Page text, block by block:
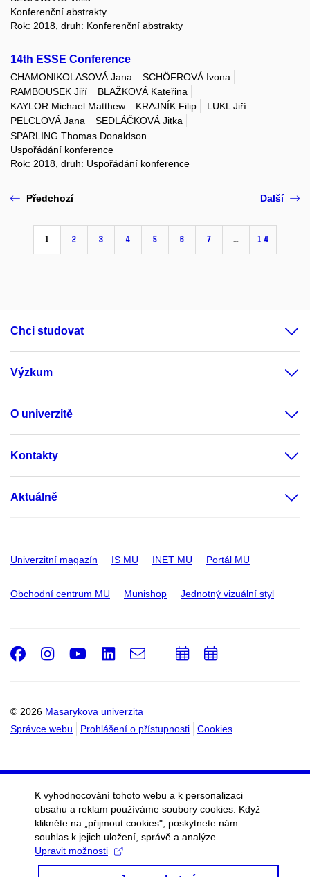
Konferenční abstrakty
Rok: 2018, druh: Konferenční abstrakty
14th ESSE Conference
CHAMONIKOLASOVÁ Jana
SCHÖFROVÁ Ivona
RAMBOUSEK Jiří
BLAŽKOVÁ Kateřina
KAYLOR Michael Matthew
KRAJNÍK Filip
LUKL Jiří
PELCLOVÁ Jana
SEDLÁČKOVÁ Jitka
SPARLING Thomas Donaldson
Uspořádání konference
Rok: 2018, druh: Uspořádání konference
Předchozí
1 2 3 4 5 6 7 … 14
Další
Chci studovat
Výzkum
O univerzitě
Kontakty
Aktuálně
Univerzitní magazín IS MU INET MU Portál MU
Obchodní centrum MU Munishop Jednotný vizuální styl
© 2026 Masarykova univerzita
Správce webu
Prohlášení o přístupnosti Cookies
Facebook
Instagram
Youtube
LinkedIn
e-
Email
PřidatPřidat
K vyhodnocování tohoto webu a k personalizaci
obsahu a reklam používáme soubory cookies. Když
klikněte na „přijmout cookies", poskytnete nám
souhlas k jejich uložení, správě a analýze.
Upravit možnosti